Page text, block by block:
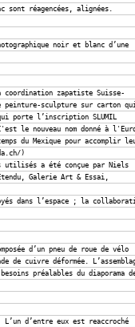
sont réagencées, alignées.
noir et blanc d’une
coordination zapatiste Suisse-
peinture-sculpture sur carton
porte l’inscription SLUMIL
le nouveau nom donné à
du Mexique pour accomplir
)
utilisés a été conçue par Niels
Galerie Art & Essai,
dans l’espace ; la
d’un pneu de roue de vélo
de cuivre déformée.
préalables du diaporama
d’entre eux est reaccroché